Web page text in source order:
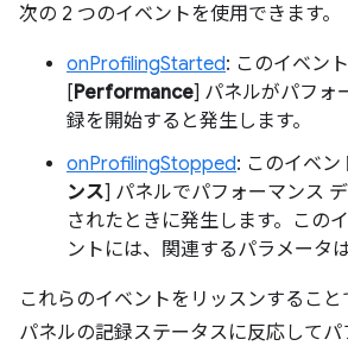
次の 2 つのイベントを使用できます。
onProfilingStarted: このイベント
[Performance] パネルがパフォ
録を開始すると発生します。
onProfilingStopped: このイベン
ンス] パネルでパフォーマンス
されたときに発生します。この
ントには、関連するパラメータ
これらのイベントをリッスンすること
パネルの記録ステータスに反応してパ